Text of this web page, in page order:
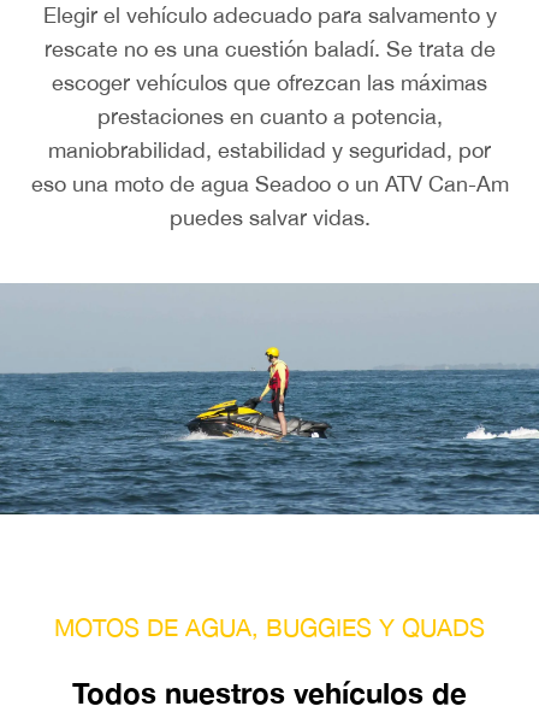
Elegir el vehículo adecuado para salvamento y
rescate no es una cuestión baladí. Se trata de
escoger vehículos que ofrezcan las máximas
prestaciones en cuanto a potencia,
maniobrabilidad, estabilidad y seguridad, por
eso una moto de agua Seadoo o un ATV Can-Am
puedes salvar vidas.
MOTOS DE AGUA, BUGGIES Y QUADS
Todos nuestros vehículos de